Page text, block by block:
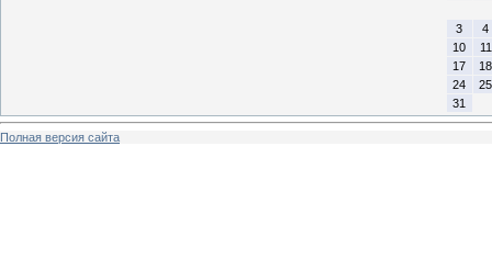
3
4
10
11
17
18
24
25
31
Полная версия сайта